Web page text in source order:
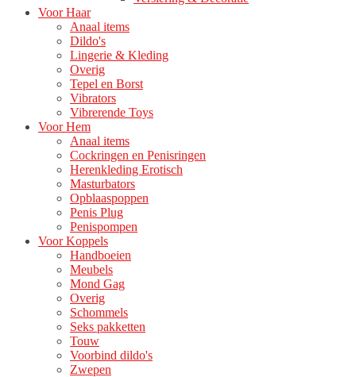
Voor Haar
Anaal items
Dildo's
Lingerie & Kleding
Overig
Tepel en Borst
Vibrators
Vibrerende Toys
Voor Hem
Anaal items
Cockringen en Penisringen
Herenkleding Erotisch
Masturbators
Opblaaspoppen
Penis Plug
Penispompen
Voor Koppels
Handboeien
Meubels
Mond Gag
Overig
Schommels
Seks pakketten
Touw
Voorbind dildo's
Zwepen